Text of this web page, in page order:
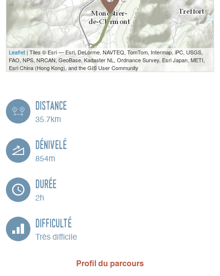
Leaflet | Tiles © Esri — Esri, DeLorme, NAVTEQ, TomTom, Intermap, iPC, USGS,
FAO, NPS, NRCAN, GeoBase, Kadaster NL, Ordnance Survey, Esri Japan, METI,
Esri China (Hong Kong), and the GIS User Community
Distance
35.7km
Dénivelé
854m
Durée
2h
Difficulté
Très difficile
Profil du parcours